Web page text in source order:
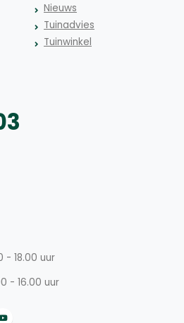
Nieuws
Tuinadvies
Tuinwinkel
- 18.00 uur
- 16.00 uur